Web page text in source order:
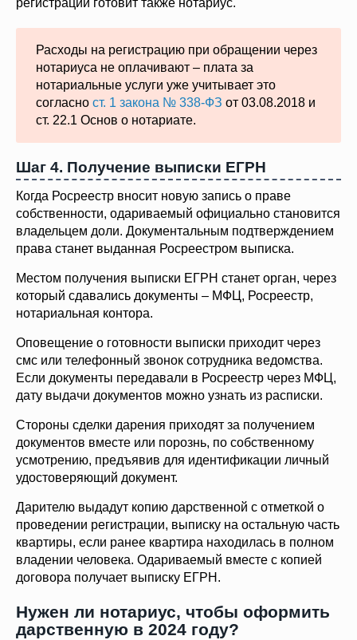
Расходы на регистрацию при обращении через
нотариуса не оплачивают – плата за
нотариальные услуги уже учитывает это
согласно ст. 1 закона № 338-ФЗ от 03.08.2018 и
ст. 22.1 Основ о нотариате.
Шаг 4. Получение выписки ЕГРН
Когда Росреестр вносит новую запись о праве
собственности, одариваемый официально становится
владельцем доли. Документальным подтверждением
права станет выданная Росреестром выписка.
Местом получения выписки ЕГРН станет орган, через
который сдавались документы – МФЦ, Росреестр,
нотариальная контора.
Оповещение о готовности выписки приходит через
смс или телефонный звонок сотрудника ведомства.
Если документы передавали в Росреестр через МФЦ,
дату выдачи документов можно узнать из расписки.
Стороны сделки дарения приходят за получением
документов вместе или порознь, по собственному
усмотрению, предъявив для идентификации личный
удостоверяющий документ.
Дарителю выдадут копию дарственной с отметкой о
проведении регистрации, выписку на остальную часть
квартиры, если ранее квартира находилась в полном
владении человека. Одариваемый вместе с копией
договора получает выписку ЕГРН.
Нужен ли нотариус, чтобы оформить
дарственную в 2024 году?